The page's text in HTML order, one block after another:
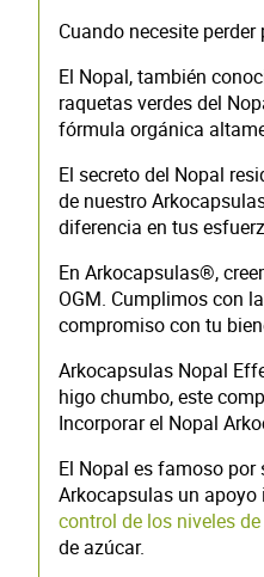
Cuando necesite perder
El Nopal, también
raquetas verdes del
fórmula orgánica
El secreto del Nopal
de nuestro
diferencia en tus
En Arkocapsulas®,
OGM. Cumplimos con
compromiso con tu
Arkocapsulas Nopal
higo chumbo, este
Incorporar el Nopal
El Nopal es famoso
Arkocapsulas un
control de los niveles
de azúcar.